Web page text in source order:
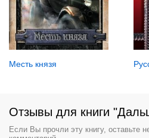
Месть князя
Отзывы для книги
Если Вы прочли эту книгу, оставьте